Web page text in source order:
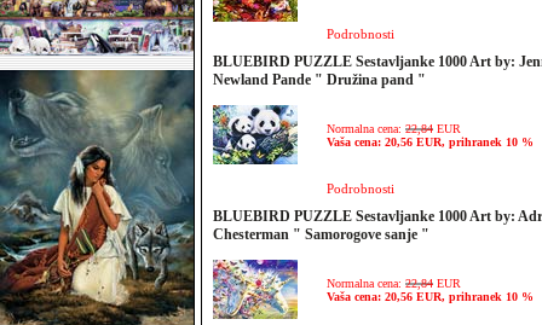
Podrobnosti
BLUEBIRD PUZZLE Sestavljanke 1000 Art by:
Newland Pande " Družina pand "
Normalna cena: 22,84 EUR
Vaša cena: 20,56 EUR, prihranek 10 %
Podrobnosti
BLUEBIRD PUZZLE Sestavljanke 1000 Art by:
Chesterman " Samorogove sanje "
Normalna cena: 22,84 EUR
Vaša cena: 20,56 EUR, prihranek 10 %